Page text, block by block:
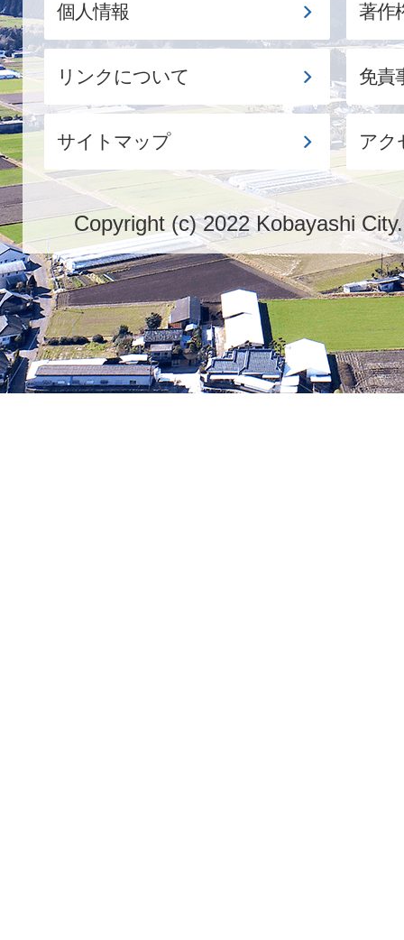
個人情報 著作
リンクについて 免責
サイトマップ アク
Copyright (c) 2022 Kobayashi